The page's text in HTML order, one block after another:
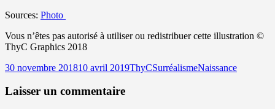
Sources: Photo
Vous n’êtes pas autorisé à utiliser ou redistribuer cette illustration ©
ThyC Graphics 2018
Publié
30 novembre 201810 avril 2019Auteur
ThyCCatégories
SurréalismeMots-
Naissance
Laisser un commentaire